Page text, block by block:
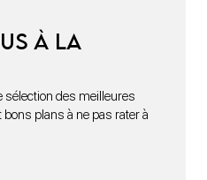
à la
sélection des meilleures
plans à ne pas rater à